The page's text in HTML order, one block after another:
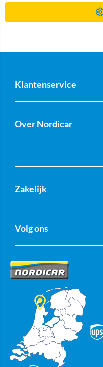
Klantenservice
Over Nordicar
Zakelijk
Volg ons